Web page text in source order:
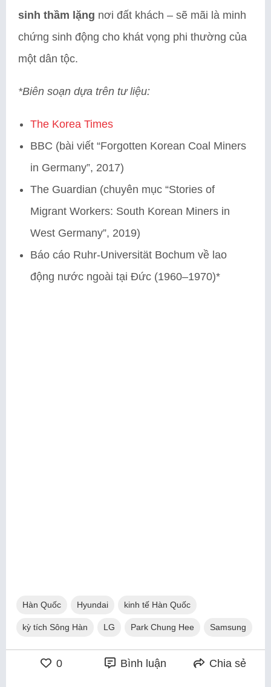
sinh thầm lặng nơi đất khách – sẽ mãi là minh
chứng sinh động cho khát vọng phi thường của
một dân tộc.
*Biên soạn dựa trên tư liệu:
The Korea Times
BBC (bài viết “Forgotten Korean Coal Miners
in Germany”, 2017)
The Guardian (chuyên mục “Stories of
Migrant Workers: South Korean Miners in
West Germany”, 2019)
Báo cáo Ruhr-Universität Bochum về lao
động nước ngoài tại Đức (1960–1970)*
Hàn Quốc Hyundai kinh tế Hàn Quốc
kỳ tích Sông Hàn LG Park Chung Hee Samsung
0 Bình luận Chia sẻ